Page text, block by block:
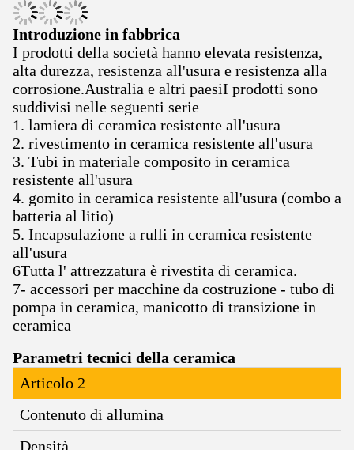
Introduzione in fabbrica
I prodotti della società hanno elevata resistenza,
alta durezza, resistenza all'usura e resistenza alla
corrosione.Australia e altri paesiI prodotti sono
suddivisi nelle seguenti serie
1. lamiera di ceramica resistente all'usura
2. rivestimento in ceramica resistente all'usura
3. Tubi in materiale composito in ceramica
resistente all'usura
4. gomito in ceramica resistente all'usura (combo a
batteria al litio)
5. Incapsulazione a rulli in ceramica resistente
all'usura
6Tutta l' attrezzatura è rivestita di ceramica.
7- accessori per macchine da costruzione - tubo di
pompa in ceramica, manicotto di transizione in
ceramica
Parametri tecnici della ceramica
Articolo 2
Contenuto di allumina
Densità